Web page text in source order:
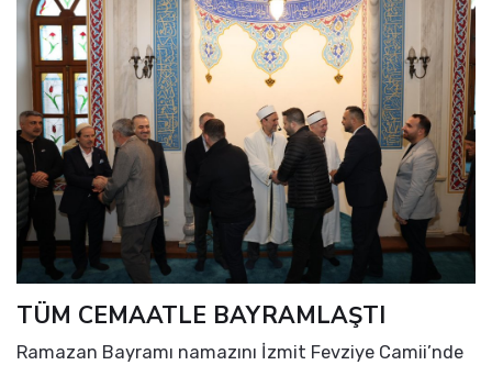
TÜM CEMAATLE BAYRAMLAŞTI
Ramazan Bayramı namazını İzmit Fevziye Camii’nde